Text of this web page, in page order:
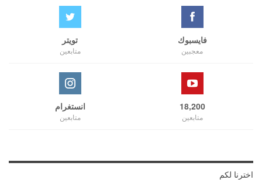
فايسبوك
معجبين
تويتر
متابعين
18,200
متابعين
انستغرام
متابعين
اخترنا لكم